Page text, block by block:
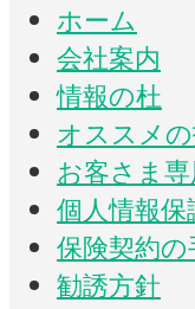
ホーム
会社案内
情報の杜
オススメ
お客さま
個人情報保
保険契約の
勧誘方針